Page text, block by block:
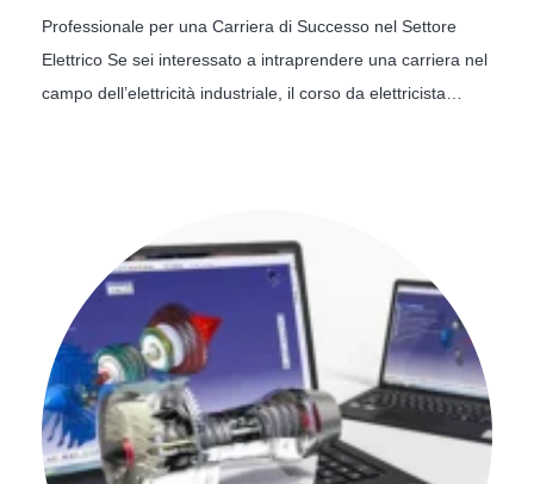
Mail:progettazione@formazionemichelangelo.it
Professionale per una Carriera di Successo nel Settore
Elettrico Se sei interessato a intraprendere una carriera nel
campo dell’elettricità industriale, il corso da elettricista…